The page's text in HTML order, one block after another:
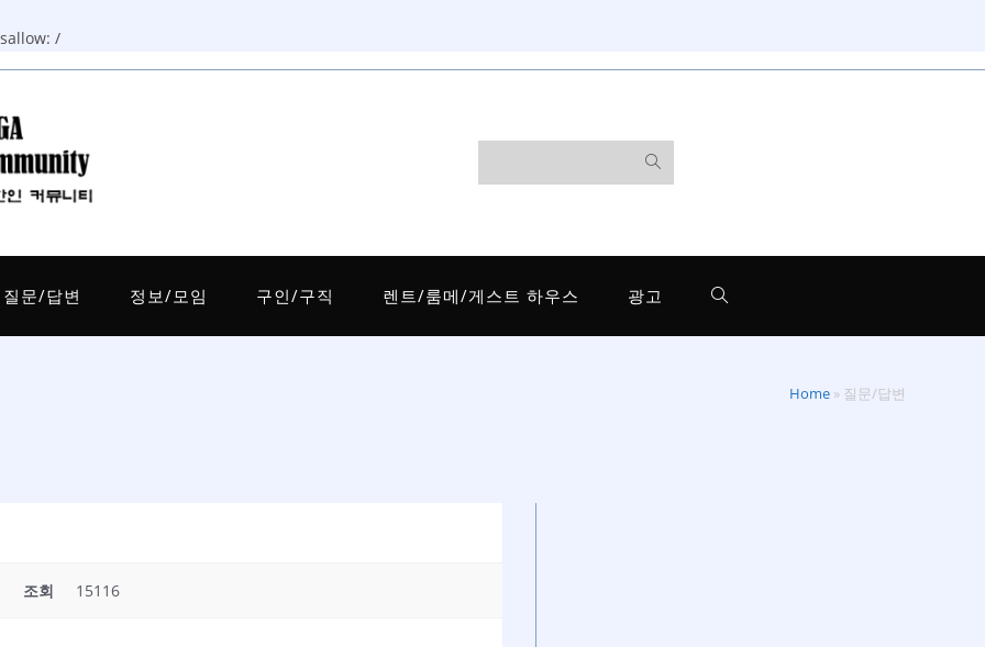
/
질문/답변 정보/모임 구인/구직 렌트/룸메/게스트 하우스 광고
Home » 질문/답변
조회 15116